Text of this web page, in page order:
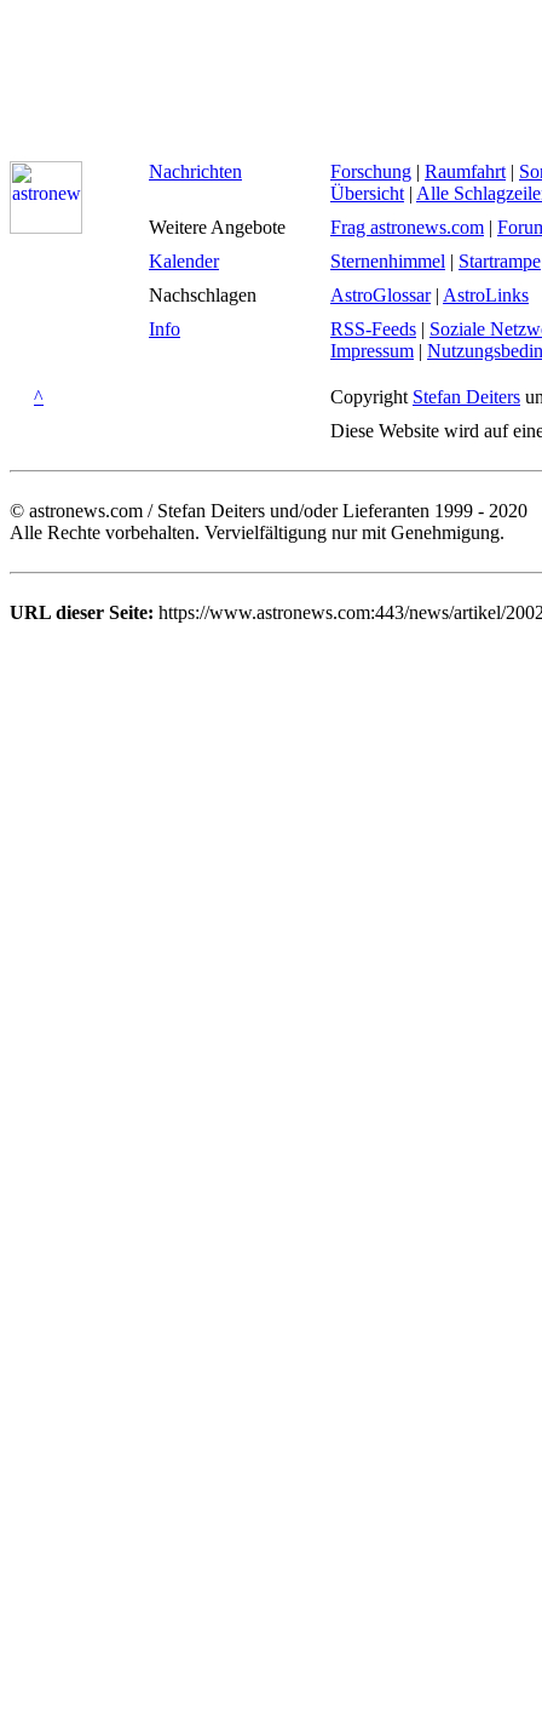
Nachrichten Forschung | Raumfahrt |
Übersicht | Alle
Weitere Angebote
Frag astronews.com |
Kalender
Sternenhimmel | Startrampe
Nachschlagen
AstroGlossar| AstroLinks
Info
RSS-Feeds | Soziale
Impressum |
^ Copyright Stefan Deiters
Diese Website wird auf
© astronews.com / Stefan Deiters und/oder Lieferanten 1999 - 2020
Alle Rechte vorbehalten. Vervielfältigung nur mit Genehmigung.
URL dieser Seite: https://www.astronews.com:443/news/artikel/